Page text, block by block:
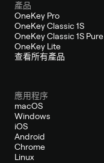
產品
OneKey Pro
OneKey Classic 1S
OneKey Classic 1S Pure
OneKey Lite
查看所有產品
應用程序
macOS
Windows
iOS
Android
Chrome
Linux